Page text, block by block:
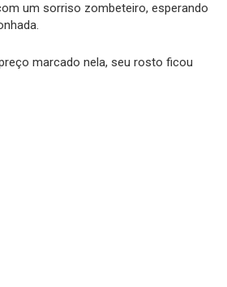
um sorriso zombeteiro, esperando
marcado nela, seu rosto ficou